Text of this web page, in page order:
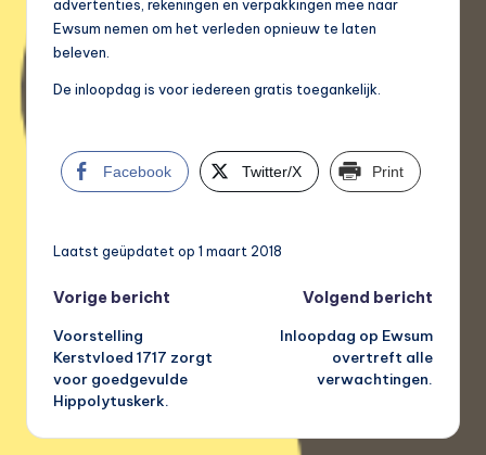
advertenties, rekeningen en verpakkingen mee naar
Ewsum nemen om het verleden opnieuw te laten
beleven.
De inloopdag is voor iedereen gratis toegankelijk.
Facebook Twitter/X Print
Laatst geüpdatet op 1 maart 2018
Bericht
navigatie
Vorige bericht
Voorstelling
Kerstvloed 1717 zorgt
voor goedgevulde
Hippolytuskerk.
Volgend bericht
Inloopdag op Ewsum
overtreft alle
verwachtingen.